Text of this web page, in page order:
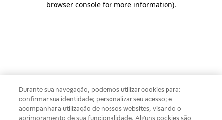
browser console for more information).
Durante sua navegação, podemos utilizar cookies para:
confirmar sua identidade; personalizar seu acesso; e
acompanhar a utilização de nossos websites, visando o
aprimoramento de sua funcionalidade. Alguns cookies são